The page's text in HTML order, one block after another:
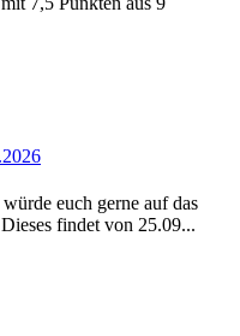
euch gerne auf das
findet von 25.09...